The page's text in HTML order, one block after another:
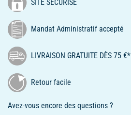
SITE SÉCURISÉ
Mandat Administratif accepté
LIVRAISON GRATUITE DÈS 75 €*
Retour facile
Avez-vous encore des questions ?